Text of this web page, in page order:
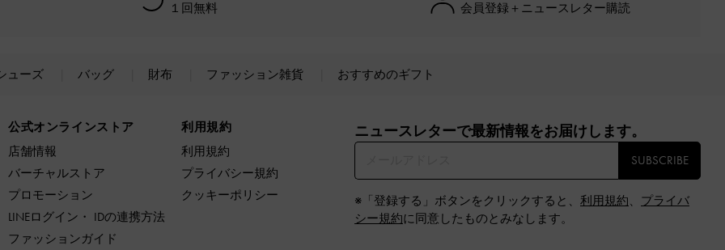
１回無料
会員登録＋ニュースレター購読
ューズ バッグ 財布 ファッション雑貨 おすすめのギフト
公式オンラインストア
店舗情報
バーチャルストア
プロモーション
LINEログイン・ IDの連携方法
ファッションガイド
利用規約
利用規約
プライバシー規約
クッキーポリシー
ニュースレターで最新情報をお届けします。​
SUBSCRIBE
※「登録する」ボタンをクリックすると、 利用規約、 プライバ
シー規約に同意したものとみなします。